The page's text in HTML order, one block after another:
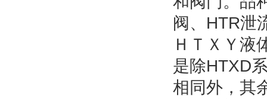
阀、 HTR泄
ＨＴＸＹ液
是除HTXD
相同外，其